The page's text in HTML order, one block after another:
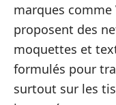
marques comme
proposent des
moquettes et
formulés pour
surtout sur les